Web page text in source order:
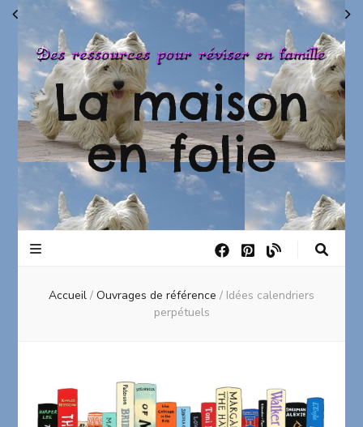
La maison
en folie
Accueil / Ouvrages de référence / Idées calendriers
perpétuels